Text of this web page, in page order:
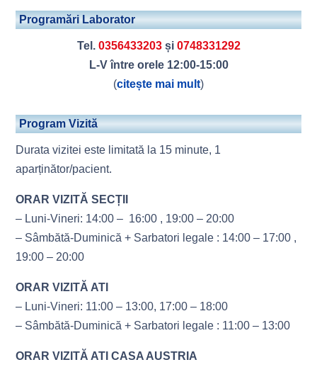
Programări Laborator
Tel. 0356433203și 0748331292
L-V între orele 12:00-15:00
(citește mai mult)
Program Vizită
Durata vizitei este limitată la 15 minute, 1
aparținător/pacient.
ORAR VIZITĂ SECȚII
– Luni-Vineri: 14:00 – 16:00 , 19:00 – 20:00
– Sâmbătă-Duminică + Sarbatori legale : 14:00 – 17:00 ,
19:00 – 20:00
ORAR VIZITĂ ATI
– Luni-Vineri: 11:00 – 13:00, 17:00 – 18:00
– Sâmbătă-Duminică + Sarbatori legale : 11:00 – 13:00
ORAR VIZITĂ ATI CASA AUSTRIA